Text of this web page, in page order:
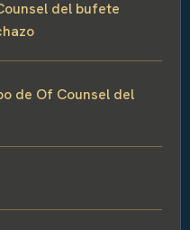
del bufete
de Of Counsel del